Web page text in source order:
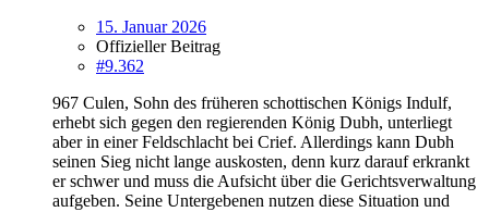
15. Januar 2026
Offizieller Beitrag
#9.362
967 Culen, Sohn des früheren schottischen Königs Indulf,
erhebt sich gegen den regierenden König Dubh, unterliegt
aber in einer Feldschlacht bei Crief. Allerdings kann Dubh
seinen Sieg nicht lange auskosten, denn kurz darauf erkrankt
er schwer und muss die Aufsicht über die Gerichtsverwaltung
aufgeben. Seine Untergebenen nutzen diese Situation und